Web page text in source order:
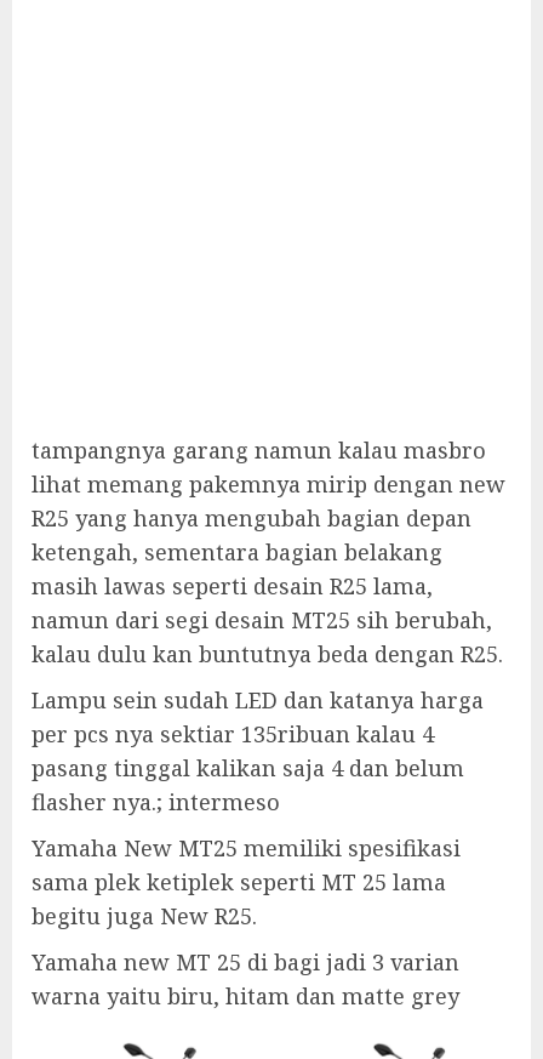
tampangnya garang namun kalau masbro
lihat memang pakemnya mirip dengan new
R25 yang hanya mengubah bagian depan
ketengah, sementara bagian belakang
masih lawas seperti desain R25 lama,
namun dari segi desain MT25 sih berubah,
kalau dulu kan buntutnya beda dengan R25.
Lampu sein sudah LED dan katanya harga
per pcs nya sektiar 135ribuan kalau 4
pasang tinggal kalikan saja 4 dan belum
flasher nya.; intermeso
Yamaha New MT25 memiliki spesifikasi
sama plek ketiplek seperti MT 25 lama
begitu juga New R25.
Yamaha new MT 25 di bagi jadi 3 varian
warna yaitu biru, hitam dan matte grey